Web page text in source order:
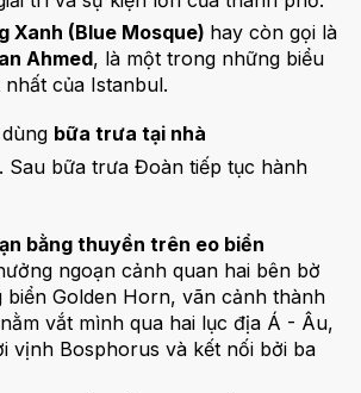
Xanh (Blue Mosque) hay còn gọi là
Ahmed, là một trong những biểu
của Istanbul.
bữa trưa tại nhà
. Sau bữa trưa Đoàn tiếp tục hành
bằng thuyền trên eo biển
ngoạn cảnh quan hai bên bờ
biển Golden Horn, vãn cảnh thành
vắt mình qua hai lục địa Á - Âu,
vịnh Bosphorus và kết nối bởi ba